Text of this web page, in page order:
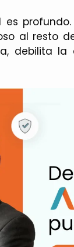
es
al resto
debilita